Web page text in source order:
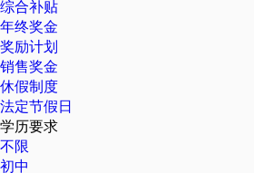
综合补贴
年终奖金
奖励计划
销售奖金
休假制度
法定节假日
学历要求
不限
初中